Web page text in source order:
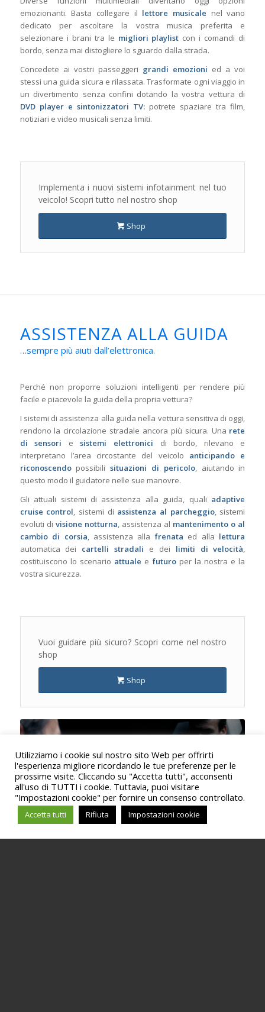
emozionanti. Basta collegare il lettore musicale nel vano
dedicato per ascoltare la vostra musica preferita e
selezionare i brani tra le migliori playlist con i comandi di
bordo, senza mai distogliere lo sguardo dalla strada.
Concedete ai vostri passeggeri grandi emozioni ed a voi
stessi una guida sicura e rilassata. Trasformate ogni viaggio in
un divertimento senza confini dotando la vostra vettura di
DVD player e sintonizzatori TV: potrete spaziare tra film,
notiziari e video musicali senza limiti.
Implementa i nuovi sistemi infotainment nel tuo
veicolo! Scopri tutto nel nostro shop
Shop
ASSISTENZA ALLA GUIDA
…sempre più aiuti dall’elettronica.
Perché non proporre soluzioni intelligenti per rendere più
facile e piacevole la guida della propria vettura?
I sistemi di assistenza alla guida nella vettura sensitiva di oggi,
rendono la circolazione stradale ancora più sicura. Una rete
di sensori esistemi elettronici di bordo, rilevano e
interpretano l’area circostante del veicolo anticipando e
riconoscendopossibilisituazioni di pericolo, aiutando in
questo modo il guidatore nelle sue manovre.
Gli attuali sistemi di assistenza alla guida, quali adaptive
cruise control, sistemi di assistenza al parcheggio, sistemi
evoluti di visione notturna, assistenza al mantenimento o al
cambio di corsia, assistenza alla frenata ed alla lettura
automatica dei cartelli stradali e dei limiti di velocità,
costituiscono lo scenario attuale e futuroper la nostra e la
vostra sicurezza.
Vuoi guidare più sicuro? Scopri come nel nostro
shop
Shop
Utilizziamo i cookie sul nostro sito Web per offrirti
l'esperienza migliore ricordando le tue preferenze per le
prossime visite. Cliccando su "Accetta tutti", acconsenti
all'uso di TUTTI i cookie. Tuttavia, puoi visitare
"Impostazioni cookie" per fornire un consenso controllato.
Accetta tutti Rifiuta Impostazioni cookie